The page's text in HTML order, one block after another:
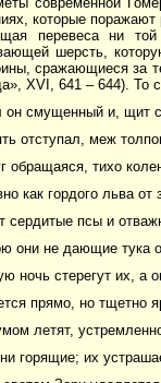
которые
перевеса ни той
шерсть,
сражающиеся за
ХVI, 641 – 644). То
он смущенный и, щит
отступал, меж
обращаяся, тихо
как гордого льва от
сердитые псы и
они не дающие тука
ночь стерегут их, а
прямо, но тщетно
летят,
горящие; их